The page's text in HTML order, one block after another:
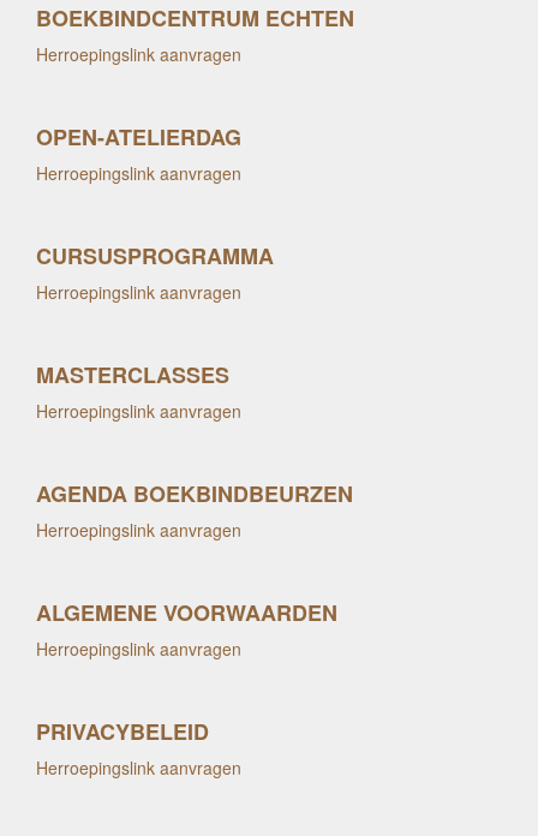
BOEKBINDCENTRUM ECHTEN
Herroepingslink aanvragen
OPEN-ATELIERDAG
Herroepingslink aanvragen
CURSUSPROGRAMMA
Herroepingslink aanvragen
MASTERCLASSES
Herroepingslink aanvragen
AGENDA BOEKBINDBEURZEN
Herroepingslink aanvragen
ALGEMENE VOORWAARDEN
Herroepingslink aanvragen
PRIVACYBELEID
Herroepingslink aanvragen